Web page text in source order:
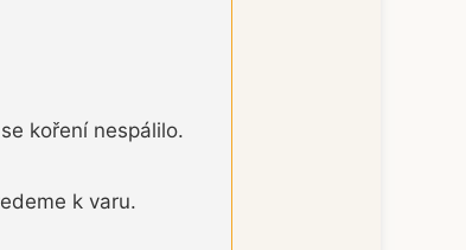
koření nespálilo.
k varu.